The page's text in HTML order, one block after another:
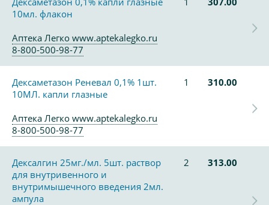
10мл. флакон
Аптека Легко www.aptekalegko.ru
8-800-500-98-77
Дексаметазон Реневал 0,1% 1шт.
10МЛ. капли глазные
1 310.00
Аптека Легко www.aptekalegko.ru
8-800-500-98-77
Дексалгин 25мг./мл. 5шт. раствор
для внутривенного и
внутримышечного введения 2мл.
ампула
2 313.00